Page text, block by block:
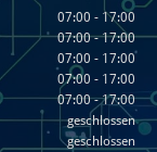
07:00 - 17:00
07:00 - 17:00
07:00 - 17:00
07:00 - 17:00
07:00 - 17:00
geschlossen
geschlossen